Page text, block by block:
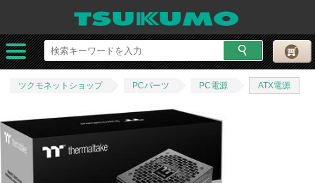
ツクモネットショップ PCパーツ PC電源 ATX電源